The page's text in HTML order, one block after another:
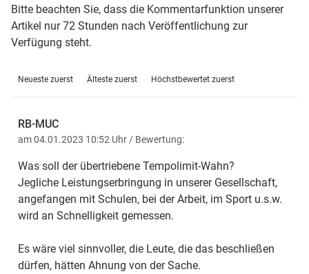
Bitte beachten Sie, dass die Kommentarfunktion unserer
Artikel nur 72 Stunden nach Veröffentlichung zur
Verfügung steht.
Neueste zuerst Älteste zuerst Höchstbewertet zuerst
RB-MUC
am 04.01.2023 10:52 Uhr / Bewertung:
Was soll der übertriebene Tempolimit-Wahn?
Jegliche Leistungserbringung in unserer Gesellschaft,
angefangen mit Schulen, bei der Arbeit, im Sport u.s.w.
wird an Schnelligkeit gemessen.
Es wäre viel sinnvoller, die Leute, die das beschließen
dürfen, hätten Ahnung von der Sache.